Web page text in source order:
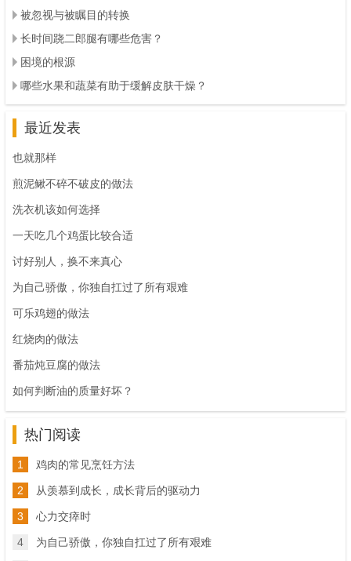
被忽视与被瞩目的转换
长时间跷二郎腿有哪些危害？
困境的根源
哪些水果和蔬菜有助于缓解皮肤干燥？
最近发表
也就那样
煎泥鳅不碎不破皮的做法
洗衣机该如何选择
一天吃几个鸡蛋比较合适
讨好别人，换不来真心
为自己骄傲，你独自扛过了所有艰难
可乐鸡翅的做法
红烧肉的做法
番茄炖豆腐的做法
如何判断油的质量好坏？
热门阅读
1 鸡肉的常见烹饪方法
2 从羡慕到成长，成长背后的驱动力
3 ​心力交瘁时
4 为自己骄傲，你独自扛过了所有艰难